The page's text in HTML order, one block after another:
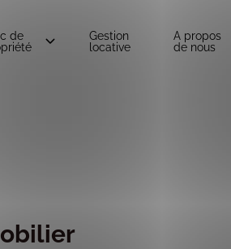
de
Gestion
locative
A propos
de nous